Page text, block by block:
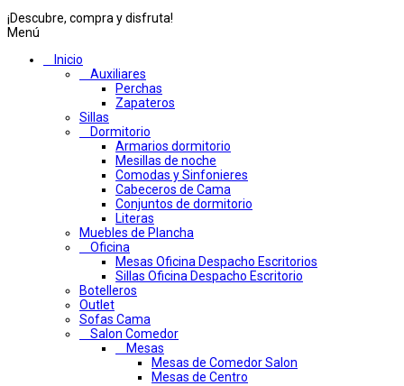
¡Descubre, compra y disfruta!
Menú
Inicio
Auxiliares
Perchas
Zapateros
Sillas
Dormitorio
Armarios dormitorio
Mesillas de noche
Comodas y Sinfonieres
Cabeceros de Cama
Conjuntos de dormitorio
Literas
Muebles de Plancha
Oficina
Mesas Oficina Despacho Escritorios
Sillas Oficina Despacho Escritorio
Botelleros
Outlet
Sofas Cama
Salon Comedor
Mesas
Mesas de Comedor Salon
Mesas de Centro